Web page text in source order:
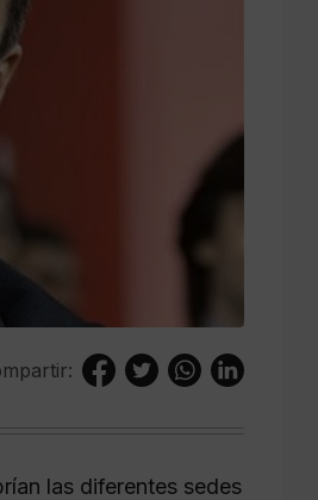
las diferentes sedes